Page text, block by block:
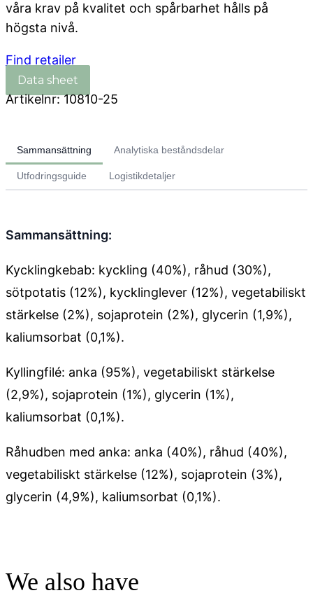
våra krav på kvalitet och spårbarhet hålls på
högsta nivå.
Find retailer
Artikelnr:10810-25
Sammansättning Analytiska beståndsdelar
Utfodringsguide Logistikdetaljer
Sammansättning:
Kycklingkebab: kyckling (40%), råhud (30%),
sötpotatis (12%), kycklinglever (12%), vegetabiliskt
stärkelse (2%), sojaprotein (2%), glycerin (1,9%),
kaliumsorbat (0,1%).
Kyllingfilé: anka (95%), vegetabiliskt stärkelse
(2,9%), sojaprotein (1%), glycerin (1%),
kaliumsorbat (0,1%).
Råhudben med anka: anka (40%), råhud (40%),
vegetabiliskt stärkelse (12%), sojaprotein (3%),
glycerin (4,9%), kaliumsorbat (0,1%).
We also have